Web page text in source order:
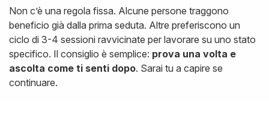
Non c’è una regola fissa. Alcune persone traggono
beneficio già dalla prima seduta. Altre preferiscono un
ciclo di 3-4 sessioni ravvicinate per lavorare su uno stato
specifico. Il consiglio è semplice: prova una volta e
ascolta come ti senti dopo. Sarai tu a capire se
continuare.